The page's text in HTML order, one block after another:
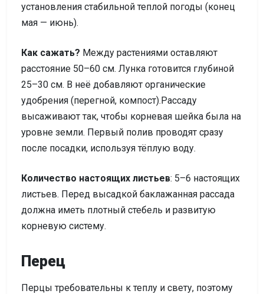
установления стабильной теплой погоды (конец
мая — июнь).
Как сажать? Между растениями оставляют
расстояние 50–60 см. Лунка готовится глубиной
25–30 см. В неё добавляют органические
удобрения (перегной, компост).Рассаду
высаживают так, чтобы корневая шейка была на
уровне земли. Первый полив проводят сразу
после посадки, используя тёплую воду.
Количество настоящих листьев: 5–6 настоящих
листьев. Перед высадкой баклажанная рассада
должна иметь плотный стебель и развитую
корневую систему.
Перец
Перцы требовательны к теплу и свету, поэтому